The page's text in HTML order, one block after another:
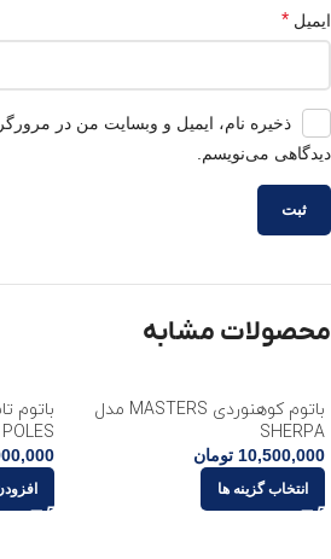
ایمیل *
ذخیره نام، ایمیل و وبسایت من در
دیدگاهی می‌نویسم.
محصولات مشابه
باتوم کوهنوردی MASTERS مدل
SHERPA
10,500,000 تومان
انتخاب گزینه ها